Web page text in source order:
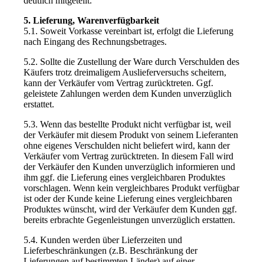
5. Lieferung, Warenverfügbarkeit
5.1. Soweit Vorkasse vereinbart ist, erfolgt die Lieferung
nach Eingang des Rechnungsbetrages.
5.2. Sollte die Zustellung der Ware durch Verschulden des
Käufers trotz dreimaligem Auslieferversuchs scheitern,
kann der Verkäufer vom Vertrag zurücktreten. Ggf.
geleistete Zahlungen werden dem Kunden unverzüglich
erstattet.
5.3. Wenn das bestellte Produkt nicht verfügbar ist, weil
der Verkäufer mit diesem Produkt von seinem Lieferanten
ohne eigenes Verschulden nicht beliefert wird, kann der
Verkäufer vom Vertrag zurücktreten. In diesem Fall wird
der Verkäufer den Kunden unverzüglich informieren und
ihm ggf. die Lieferung eines vergleichbaren Produktes
vorschlagen. Wenn kein vergleichbares Produkt verfügbar
ist oder der Kunde keine Lieferung eines vergleichbaren
Produktes wünscht, wird der Verkäufer dem Kunden ggf.
bereits erbrachte Gegenleistungen unverzüglich erstatten.
5.4. Kunden werden über Lieferzeiten und
Lieferbeschränkungen (z.B. Beschränkung der